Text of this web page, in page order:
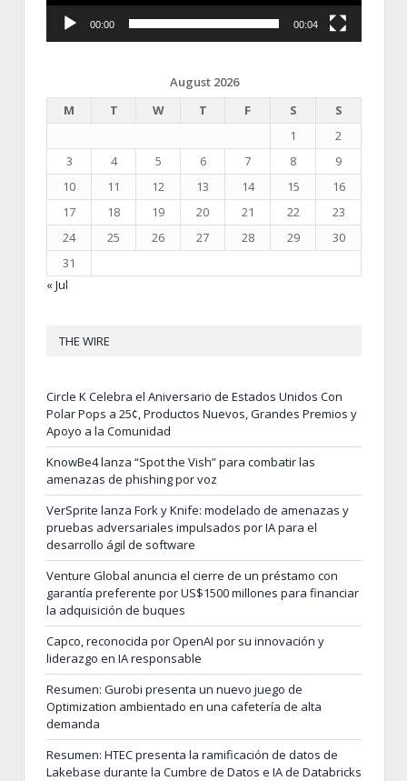
00:00 00:04
August 2026
M
T W T F S
S
1
2
3
4 5 6 7 8
9
10
11 12 13 14 15
16
17
18 19 20 21 22
23
24
25 26 27 28 29
30
31
« Jul
THE WIRE
Circle K Celebra el Aniversario de Estados Unidos Con
Polar Pops a 25¢, Productos Nuevos, Grandes Premios y
Apoyo a la Comunidad
KnowBe4 lanza “Spot the Vish” para combatir las
amenazas de phishing por voz
VerSprite lanza Fork y Knife: modelado de amenazas y
pruebas adversariales impulsados por IA para el
desarrollo ágil de software
Venture Global anuncia el cierre de un préstamo con
garantía preferente por US$1500 millones para financiar
la adquisición de buques
Capco, reconocida por OpenAI por su innovación y
liderazgo en IA responsable
Resumen: Gurobi presenta un nuevo juego de
Optimization ambientado en una cafetería de alta
demanda
Resumen: HTEC presenta la ramificación de datos de
Lakebase durante la Cumbre de Datos e IA de Databricks